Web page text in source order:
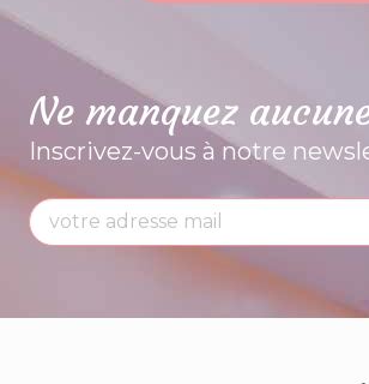
Ne manquez
Inscrivez-vous à notre